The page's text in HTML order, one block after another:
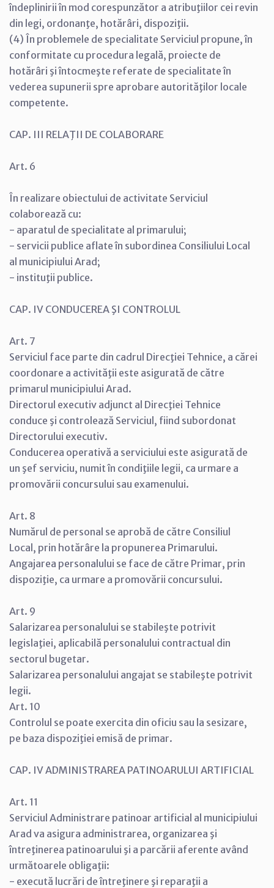
îndeplinirii în mod corespunzător a atribuţiilor cei revin
din legi, ordonanţe, hotărâri, dispoziţii.
(4) În problemele de specialitate Serviciul propune, în
conformitate cu procedura legală, proiecte de
hotărâri şi întocmeşte referate de specialitate în
vederea supunerii spre aprobare autorităţilor locale
competente.
CAP. III RELAŢII DE COLABORARE
Art. 6
În realizare obiectului de activitate Serviciul
colaborează cu:
- aparatul de specialitate al primarului;
- servicii publice aflate în subordinea Consiliului Local
al municipiului Arad;
- instituţii publice.
CAP. IV CONDUCEREA ŞI CONTROLUL
Art. 7
Serviciul face parte din cadrul Direcţiei Tehnice, a cărei
coordonare a activităţii este asigurată de către
primarul municipiului Arad.
Directorul executiv adjunct al Direcţiei Tehnice
conduce şi controlează Serviciul, fiind subordonat
Directorului executiv.
Conducerea operativă a serviciului este asigurată de
un şef serviciu, numit în condiţiile legii, ca urmare a
promovării concursului sau examenului.
Art. 8
Numărul de personal se aprobă de către Consiliul
Local, prin hotărâre la propunerea Primarului.
Angajarea personalului se face de către Primar, prin
dispoziţie, ca urmare a promovării concursului.
Art. 9
Salarizarea personalului se stabileşte potrivit
legislaţiei, aplicabilă personalului contractual din
sectorul bugetar.
Salarizarea personalului angajat se stabileşte potrivit
legii.
Art. 10
Controlul se poate exercita din oficiu sau la sesizare,
pe baza dispoziţiei emisă de primar.
CAP. IV ADMINISTRAREA PATINOARULUI ARTIFICIAL
Art. 11
Serviciul Administrare patinoar artificial al municipiului
Arad va asigura administrarea, organizarea şi
întreţinerea patinoarului şi a parcării aferente având
următoarele obligaţii:
- execută lucrări de întreţinere şi reparaţii a